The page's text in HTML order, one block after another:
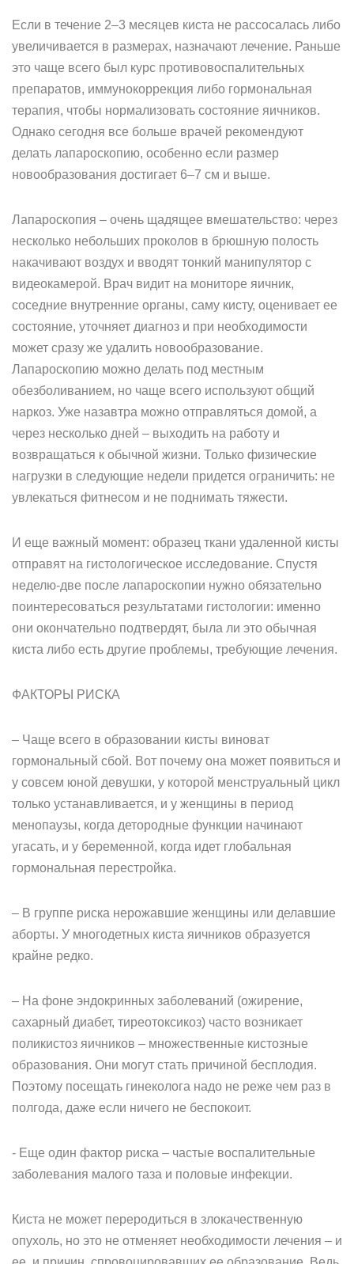
Если в течение 2–3 месяцев киста не рассосалась либо
увеличивается в размерах, назначают лечение. Раньше
это чаще всего был курс противовоспалительных
препаратов, иммунокоррекция либо гормональная
терапия, чтобы нормализовать состояние яичников.
Однако сегодня все больше врачей рекомендуют
делать лапароскопию, особенно если размер
новообразования достигает 6–7 см и выше.
Лапароскопия – очень щадящее вмешательство: через
несколько небольших проколов в брюшную полость
накачивают воздух и вводят тонкий манипулятор с
видеокамерой. Врач видит на мониторе яичник,
соседние внутренние органы, саму кисту, оценивает ее
состояние, уточняет диагноз и при необходимости
может сразу же удалить новообразование.
Лапароскопию можно делать под местным
обезболиванием, но чаще всего используют общий
наркоз. Уже назавтра можно отправляться домой, а
через несколько дней – выходить на работу и
возвращаться к обычной жизни. Только физические
нагрузки в следующие недели придется ограничить: не
увлекаться фитнесом и не поднимать тяжести.
И еще важный момент: образец ткани удаленной кисты
отправят на гистологическое исследование. Спустя
неделю-две после лапароскопии нужно обязательно
поинтересоваться результатами гистологии: именно
они окончательно подтвердят, была ли это обычная
киста либо есть другие проблемы, требующие лечения.
ФАКТОРЫ РИСКА
– Чаще всего в образовании кисты виноват
гормональный сбой. Вот почему она может появиться и
у совсем юной девушки, у которой менструальный цикл
только устанавливается, и у женщины в период
менопаузы, когда детородные функции начинают
угасать, и у беременной, когда идет глобальная
гормональная перестройка.
– В группе риска нерожавшие женщины или делавшие
аборты. У многодетных киста яичников образуется
крайне редко.
– На фоне эндокринных заболеваний (ожирение,
сахарный диабет, тиреотоксикоз) часто возникает
поликистоз яичников – множественные кистозные
образования. Они могут стать причиной бесплодия.
Поэтому посещать гинеколога надо не реже чем раз в
полгода, даже если ничего не беспокоит.
- Еще один фактор риска – частые воспалительные
заболевания малого таза и половые инфекции.
Киста не может переродиться в злокачественную
опухоль, но это не отменяет необходимости лечения – и